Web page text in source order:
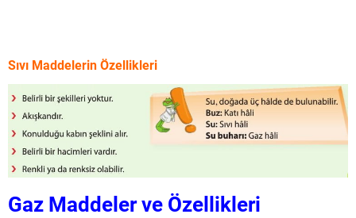
Sıvı Maddelerin Özellikleri
Gaz Maddeler ve Özellikleri